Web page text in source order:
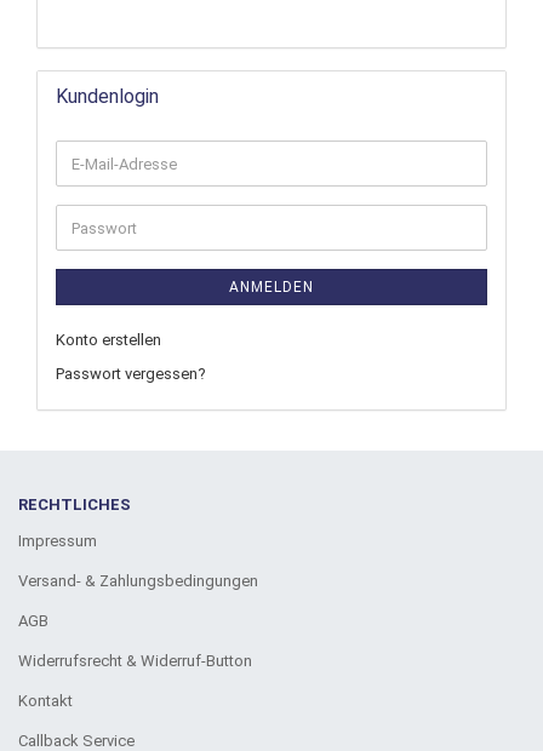
Kundenlogin
ANMELDEN
Konto erstellen
Passwort vergessen?
RECHTLICHES
Impressum
Versand- & Zahlungsbedingungen
AGB
Widerrufsrecht & Widerruf-Button
Kontakt
Callback Service